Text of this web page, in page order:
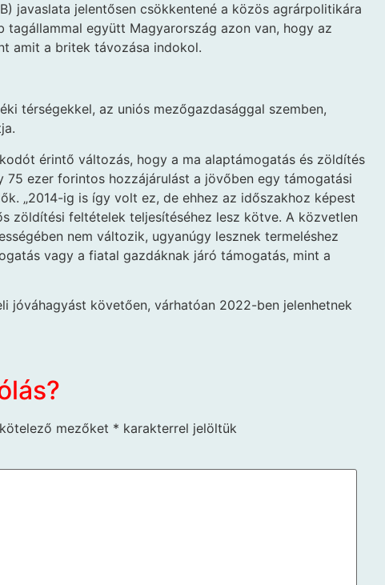
javaslata jelentősen csökkentené a közös agrárpolitikára
együtt Magyarország azon van, hogy az
amit a britek távozása indokol.
térségekkel, az uniós mezőgazdasággal szemben,
érintő változás, hogy a ma alaptámogatás és zöldítés
ezer forintos hozzájárulást a jövőben egy támogatási
„2014-ig is így volt ez, de ehhez az időszakhoz képest
zöldítési feltételek teljesítéséhez lesz kötve. A közvetlen
nem változik, ugyanúgy lesznek termeléshez
vagy a fiatal gazdáknak járó támogatás, mint a
jóváhagyást követően, várhatóan 2022-ben jelenhetnek
mezőket * karakterrel jelöltük